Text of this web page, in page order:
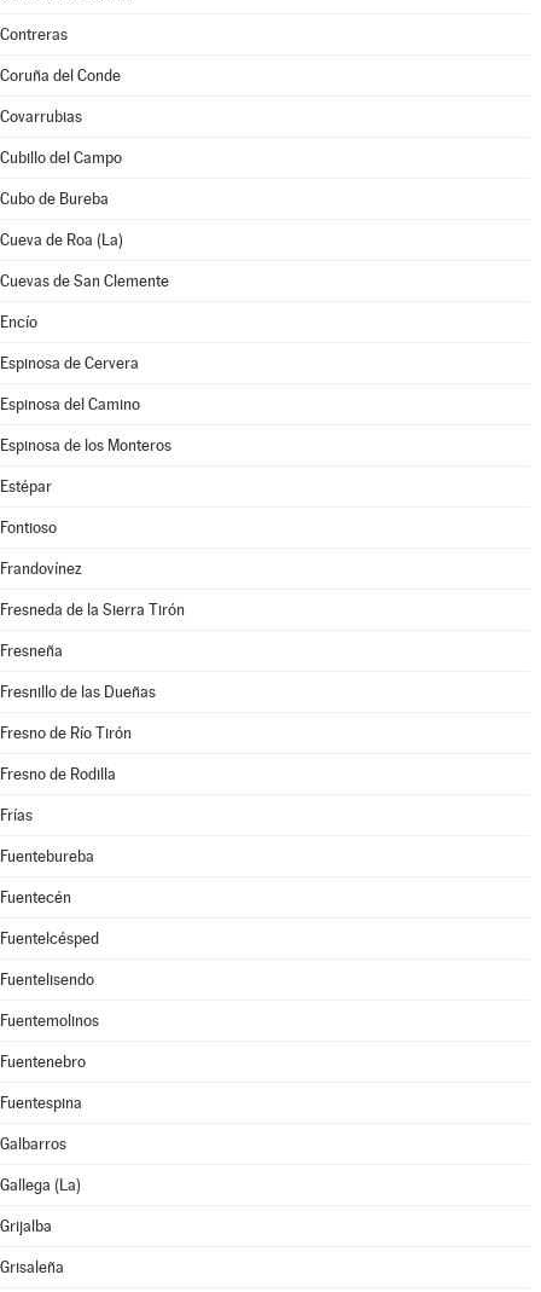
Contreras
Coruña del Conde
Covarrubias
Cubillo del Campo
Cubo de Bureba
Cueva de Roa (La)
Cuevas de San Clemente
Encío
Espinosa de Cervera
Espinosa del Camino
Espinosa de los Monteros
Estépar
Fontioso
Frandovínez
Fresneda de la Sierra Tirón
Fresneña
Fresnillo de las Dueñas
Fresno de Río Tirón
Fresno de Rodilla
Frías
Fuentebureba
Fuentecén
Fuentelcésped
Fuentelisendo
Fuentemolinos
Fuentenebro
Fuentespina
Galbarros
Gallega (La)
Grijalba
Grisaleña